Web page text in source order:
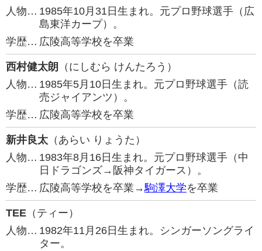
人物… 1985年10月31日生まれ。元プロ野球選手（広
島東洋カープ）。
学歴… 広陵高等学校を卒業
西村健太朗
（にしむら けんたろう）
人物… 1985年5月10日生まれ。元プロ野球選手（読
売ジャイアンツ）。
学歴… 広陵高等学校を卒業
新井良太 （あらい りょうた）
人物… 1983年8月16日生まれ。元プロ野球選手（中
日ドラゴンズ→阪神タイガース）。
学歴… 広陵高等学校を卒業→駒澤大学を卒業
TEE （ティー）
人物… 1982年11月26日生まれ。シンガーソングライ
ター。